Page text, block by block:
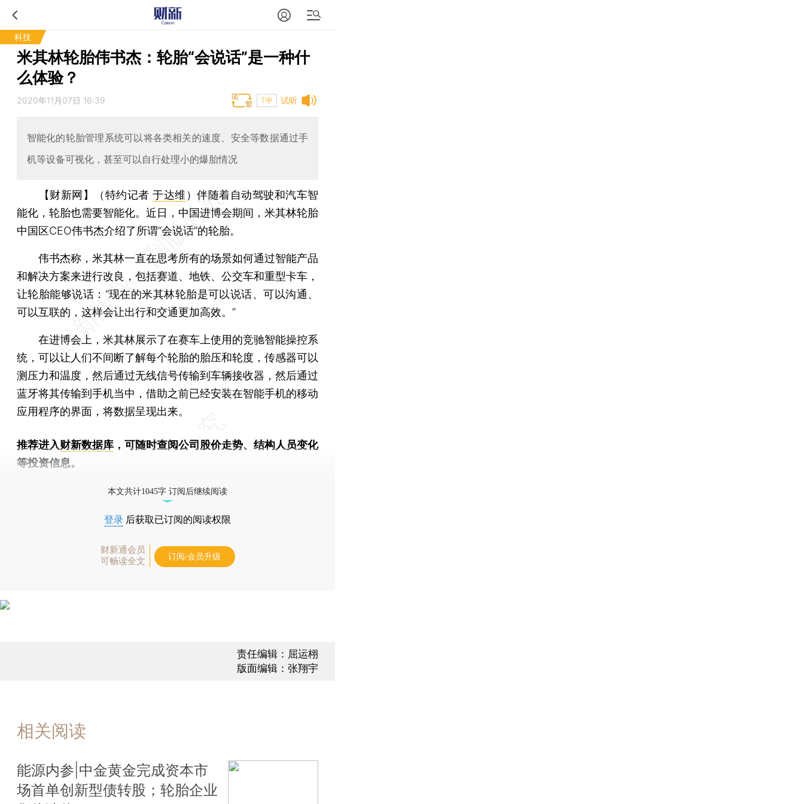
科技
米其林轮胎伟书杰：轮胎“会说话”是一种什
么体验？
试听
2020年11月07日 16:39 T中
智能化的轮胎管理系统可以将各类相关的速度、安全等数据通过手
机等设备可视化，甚至可以自行处理小的爆胎情况
【财新网】（特约记者于达维 ）伴随着自动驾驶和汽车智
能化，轮胎也需要智能化。近日，中国进博会期间，米其林轮胎
中国区CEO伟书杰介绍了所谓“会说话”的轮胎。
伟书杰称，米其林一直在思考所有的场景如何通过智能产品
和解决方案来进行改良，包括赛道、地铁、公交车和重型卡车，
让轮胎能够说话：“现在的米其林轮胎是可以说话、可以沟通、
可以互联的，这样会让出行和交通更加高效。”
在进博会上，米其林展示了在赛车上使用的竞驰智能操控系
统，可以让人们不间断了解每个轮胎的胎压和轮度，传感器可以
测压力和温度，然后通过无线信号传输到车辆接收器，然后通过
蓝牙将其传输到手机当中，借助之前已经安装在智能手机的移动
应用程序的界面，将数据呈现出来。
推荐进入财新数据库 ，可随时查阅公司股价走势、结构人员变化
等投资信息。
本文共计1045字 订阅后继续阅读
登录 后获取已订阅的阅读权限
财新通会员
可畅读全文
订阅/会员升级
责任编辑：屈运栩
版面编辑：张翔宇
相关阅读
能源内参|中金黄金完成资本市
场首单创新型债转股；轮胎企业